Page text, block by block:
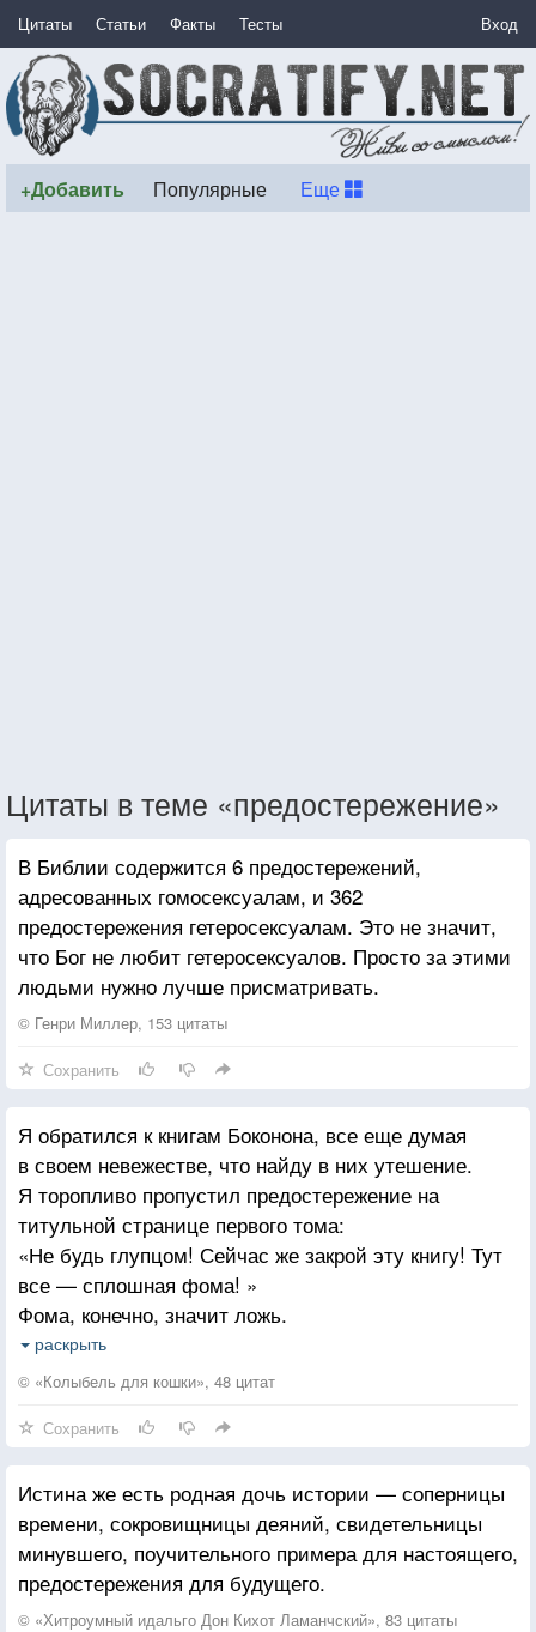
Цитаты Статьи Факты Тесты Вход
+Добавить Популярные Еще
Цитаты в теме «предостережение»
В Библии содержится 6 предостережений,
адресованных гомосексуалам, и 362
предостережения гетеросексуалам. Это не значит,
что Бог не любит гетеросексуалов. Просто за этими
людьми нужно лучше присматривать.
© Генри Миллер, 153 цитаты
Сохранить
Я обратился к книгам Боконона, все еще думая
в своем невежестве, что найду в них утешение.
Я торопливо пропустил предостережение на
титульной странице первого тома:
«Не будь глупцом! Сейчас же закрой эту книгу! Тут
все — сплошная фома! »
Фома, конечно, значит ложь.
А потом я прочел вот что:
«Вначале бог создал землю и посмотрел на нее из
И бог сказал: «Создадим живые существа из глины,
пусть глина взглянет, что сотворено нами».
И бог создал все живые существа, какие до сих пор
двигаются по земле, и одно из них было человеком.
И только этот ком глины, ставший человеком, умел
говорить. И бог наклонился поближе, когда
созданный из глины человек привстал, оглянулся
раскрыть
© «Колыбель для кошки», 48 цитат
Сохранить
Истина же есть родная дочь истории — соперницы
времени, сокровищницы деяний, свидетельницы
минувшего, поучительного примера для настоящего,
предостережения для будущего.
© «Хитроумный идальго Дон Кихот Ламанчский», 83 цитаты